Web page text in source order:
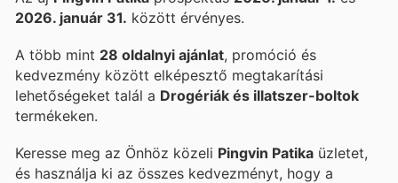
2026. január 31. között érvényes.
A több mint 28 oldalnyi ajánlat, promóció és
kedvezmény között elképesztő megtakarítási
lehetőségeket talál a Drogériák és illatszer-boltok
termékeken.
Keresse meg az Önhöz közeli Pingvin Patika üzletet,
és használja ki az összes kedvezményt, hogy a